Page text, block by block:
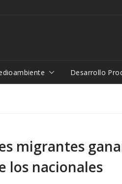
Desarrollo
migrantes
los nacionales